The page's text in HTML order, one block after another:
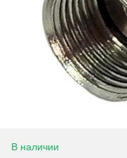
В наличии